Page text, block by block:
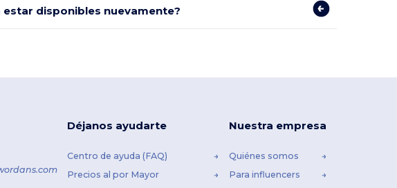
disponibles nuevamente?
Déjanos ayudarte
Centro de ayuda (FAQ)
Precios al por Mayor
Nuestra empresa
Quiénes somos
Para influencers